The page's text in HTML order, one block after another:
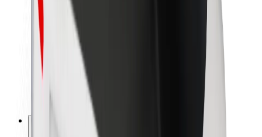
Misija
Attiecības ar investoriem
Pilsētvides fonds